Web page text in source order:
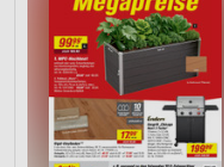
Verwendung genauer
Geräte anhand von
Informationen
Nicht-IAB-Verarbeitungszwecke: